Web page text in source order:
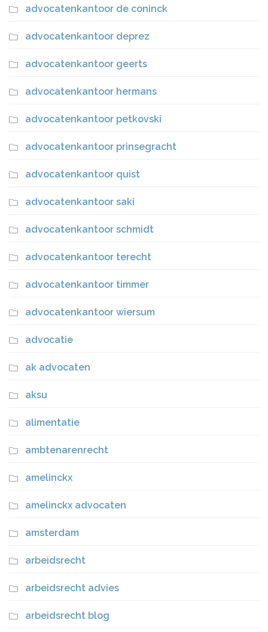
advocatenkantoor de coninck
advocatenkantoor deprez
advocatenkantoor geerts
advocatenkantoor hermans
advocatenkantoor petkovski
advocatenkantoor prinsegracht
advocatenkantoor quist
advocatenkantoor saki
advocatenkantoor schmidt
advocatenkantoor terecht
advocatenkantoor timmer
advocatenkantoor wiersum
advocatie
ak advocaten
aksu
alimentatie
ambtenarenrecht
amelinckx
amelinckx advocaten
amsterdam
arbeidsrecht
arbeidsrecht advies
arbeidsrecht blog